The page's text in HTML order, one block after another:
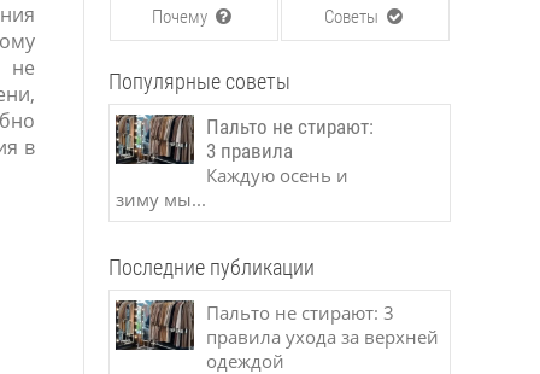
не
в
Почему Советы
Популярные советы
Пальто не стирают:
3 правила
Каждую осень и
зиму мы...
Последние публикации
Пальто не стирают: 3
правила ухода за верхней
одеждой